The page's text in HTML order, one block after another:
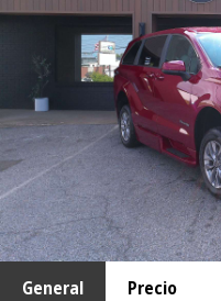
General Precio